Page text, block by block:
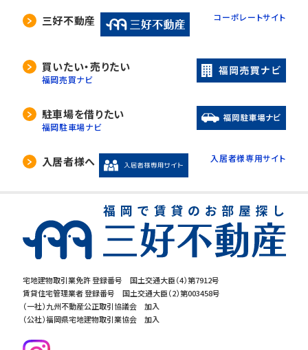
宅地建物取引業免許 登録番号 国土交通大臣（4）第7912号
賃貸住宅管理業者 登録番号 国土交通大臣（2）第003458号
（一社）九州不動産公正取引協議会 加入
（公社）福岡県宅地建物取引業協会 加入
三好不動産 コーポレートサイト
買いたい・売りたい
福岡売買ナビ
駐車場を借りたい
福岡駐車場ナビ
入居者様へ 入居者様専用サイト